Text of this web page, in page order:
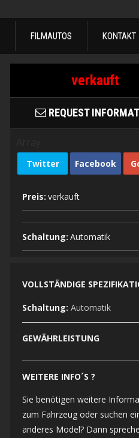
FILMAUTOS KONTAKT
verkauft
REQUEST
Twitter Facebook
Preis: verkauft
Schaltung: Automatik
VOLLSTÄNDIGE
Schaltung: Automatik
GEWÄHRLEISTUNG
WEITERE INFO´S ?
Sie benötigen weitere
zum Fahrzeug oder suchen
anderes Model? Dann